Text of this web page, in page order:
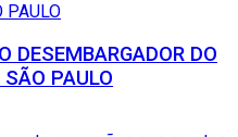
DESEMBARGADOR DO
PAULO